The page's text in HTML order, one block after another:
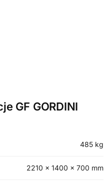
GF GORDINI
485 kg
2210 × 1400 × 700 mm